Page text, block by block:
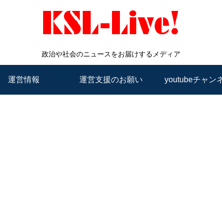
政治や社会のニュースをお届けするメディア
運営情報 運営支援のお願い youtubeチャン